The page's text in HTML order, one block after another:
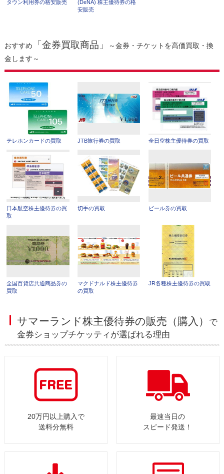
タウン利用券の格安販売
(DeNA) 株主優待券の格
安販売
おすすめ 「金券買取商品」
～金券・チケットを高価買取・換
金します～
テレホンカードの買取 JTB旅行券の買取 全日空株主優待券の買取
日本航空株主優待券の買
取
切手の買取 ビール券の買取
全国百貨店共通商品券の
買取
マクドナルド株主優待券
の買取
JR各種株主優待券の買取
サマーランド株主優待券の販売（購入）
で
金券ショップチケッティが選ばれる理由
20万円以上購入で
送料分無料
最速当日の
スピード発送！